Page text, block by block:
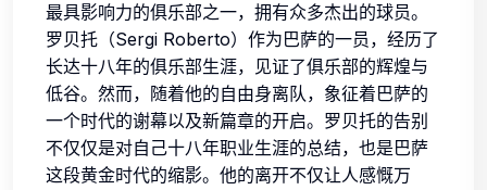
最具影响力的俱乐部之一，拥有众多杰出的球员。
罗贝托（Sergi Roberto）作为巴萨的一员，经历了
长达十八年的俱乐部生涯，见证了俱乐部的辉煌与
低谷。然而，随着他的自由身离队，象征着巴萨的
一个时代的谢幕以及新篇章的开启。罗贝托的告别
不仅仅是对自己十八年职业生涯的总结，也是巴萨
这段黄金时代的缩影。他的离开不仅让人感慨万